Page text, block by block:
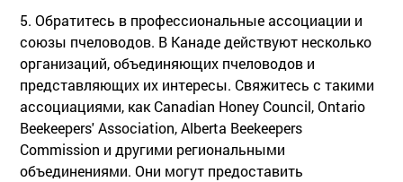
5. Обратитесь в профессиональные ассоциации и
союзы пчеловодов. В Канаде действуют несколько
организаций, объединяющих пчеловодов и
представляющих их интересы. Свяжитесь с такими
ассоциациями, как Canadian Honey Council, Ontario
Beekeepers' Association, Alberta Beekeepers
Commission и другими региональными
объединениями. Они могут предоставить